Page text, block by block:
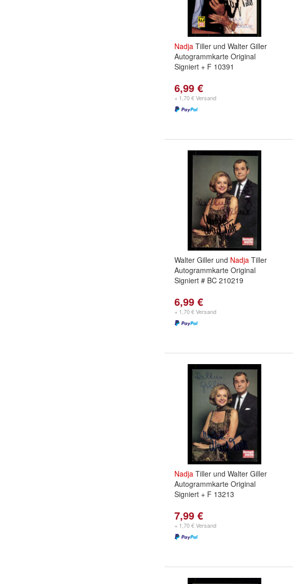
Nadja Tiller und Walter Giller
Autogrammkarte Original
Signiert + F 10391
6,99 €
+ 1,70 € Versand
Walter Giller und Nadja Tiller
Autogrammkarte Original
Signiert # BC 210219
6,99 €
+ 1,70 € Versand
Nadja Tiller und Walter Giller
Autogrammkarte Original
Signiert + F 13213
7,99 €
+ 1,70 € Versand